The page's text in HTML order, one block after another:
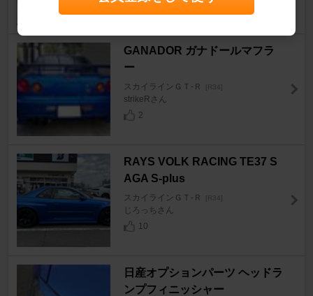
12
GANADOR ガナドールマフラ
ー
スカイラインＧＴ‐Ｒ [R34]
strikeRさん
2
RAYS VOLK RACING TE37 S
AGA S-plus
スカイラインＧＴ‐Ｒ [R34]
じろっちさん
10
日産オプションパーツ ヘッドラ
ンプフィニッシャー